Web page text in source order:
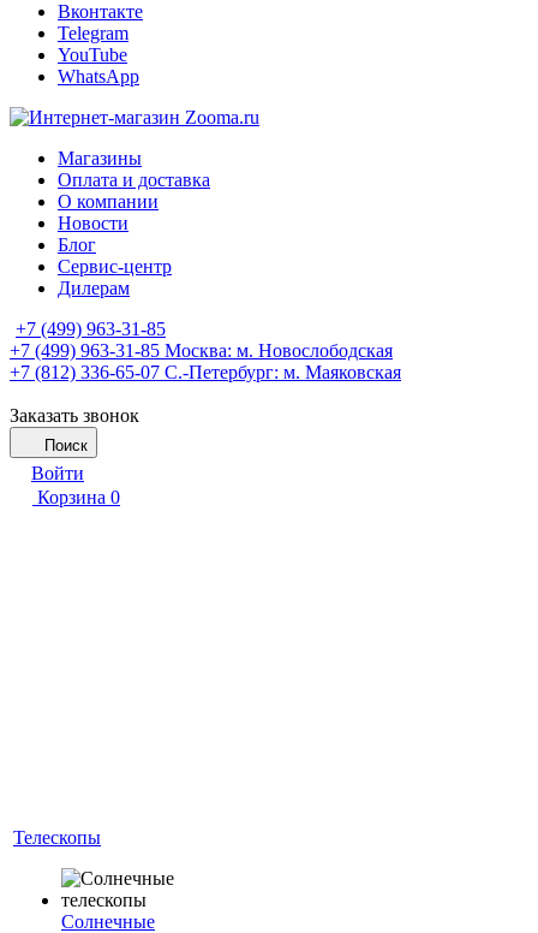
Вконтакте
Telegram
YouTube
WhatsApp
Магазины
Оплата и доставка
О компании
Новости
Блог
Сервис-центр
Дилерам
+7 (499) 963-31-85
+7 (499) 963-31-85 Москва: м. Новослободская
+7 (812) 336-65-07 С.-Петербург: м. Маяковская
Заказать звонок
Поиск
Войти
Корзина 0
Телескопы
Солнечные